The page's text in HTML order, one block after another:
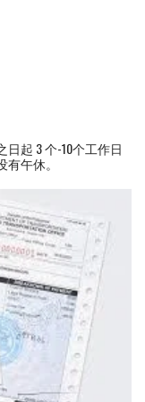
起 3 个-10个工作日
午休。